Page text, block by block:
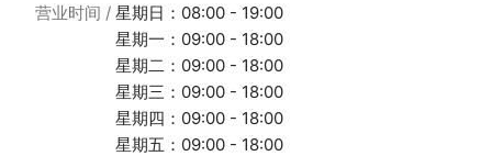
营业时间
星期日：08:00 - 19:00
星期一：09:00 - 18:00
星期二：09:00 - 18:00
星期三：09:00 - 18:00
星期四：09:00 - 18:00
星期五：09:00 - 18:00